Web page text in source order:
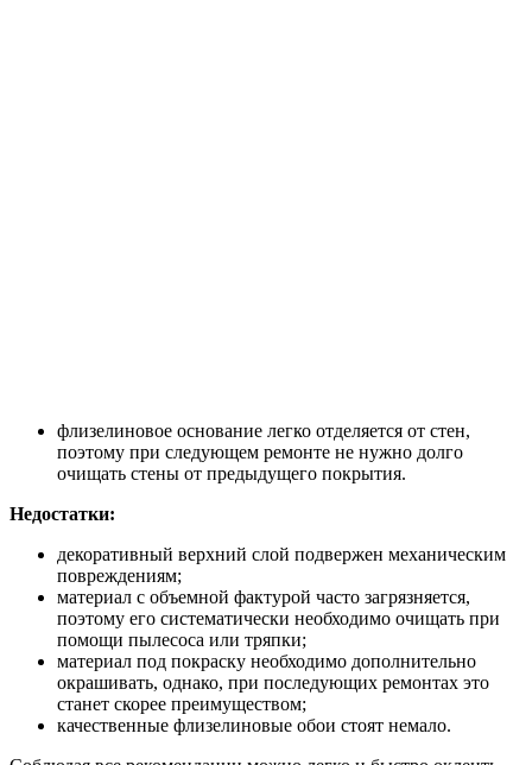
флизелиновое основание легко отделяется от стен,
поэтому при следующем ремонте не нужно долго
очищать стены от предыдущего покрытия.
Недостатки:
декоративный верхний слой подвержен механическим
повреждениям;
материал с объемной фактурой часто загрязняется,
поэтому его систематически необходимо очищать при
помощи пылесоса или тряпки;
материал под покраску необходимо дополнительно
окрашивать, однако, при последующих ремонтах это
станет скорее преимуществом;
качественные флизелиновые обои стоят немало.